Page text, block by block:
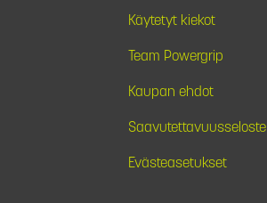
Käytetyt kiekot
Team Powergrip
Kaupan ehdot
Saavutettavuusseloste
Evästeasetukset